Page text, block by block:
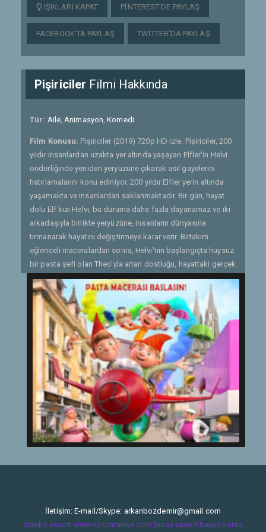
IŞIKLARI KAPAT PINTEREST'DE PAYLAŞ
FACEBOOK'TA PAYLAŞ TWITTER'DA PAYLAŞ
Pişiriciler Filmi Hakkında
Tür: Aile,Animasyon,Komedi
Film Konusu: Pişiriciler (2019) 720p HD izle. Pişiriciler, 200
yıldır insanlardan uzakta yer altında yaşayan Elfler'in Helvi
önderliğinde yeniden yeryüzüne çıkarak asıl gayelerini
hatırlamalarını konu ediniyor. 200 yıldır Elfler yerin altında
yaşamakta ve insanlardan saklanmaktadır. Bir gün, hayat
dolu Elf kızı Helvi, bu duruma daha fazla dayanamaz ve iki
arkadaşıyla birlikte yeryüzüne, insanların dünyasına
tırmanarak hayatını değiştirmeye karar verir. Birtakım
eğlenceli maceralardan sonra, Helvi'nin başlangıçta huysuz
bir pasta şefi olan Theo'yla artan dostluğu, hayattaki gerçek
amaçlarını kendisine ve tüm diğer Elflere hatırlatacaktır:
Başkalarına yardım etmek!
Etiketler:2019
İletişim: E-mail/Skype: arkanbozdemir@gmail.com
ataehir escort www.vipumraniye.com bursa escort bayan bursa